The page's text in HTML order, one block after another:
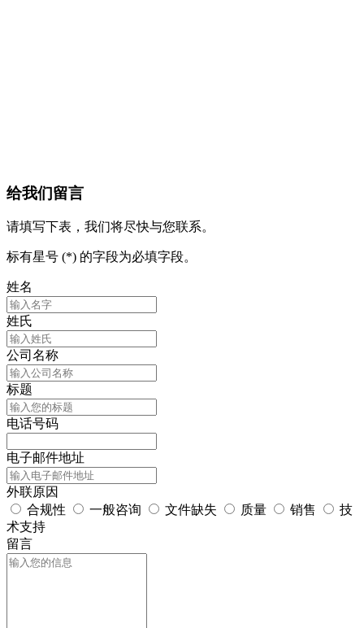
给我们留言
请填写下表，我们将尽快与您联系。
标有星号 (*) 的字段为必填字段。
姓名
姓氏
公司名称
标题
电话号码
电子邮件地址
外联原因
合规性
一般咨询 文件缺失 质量 销售
技
术支持
留言